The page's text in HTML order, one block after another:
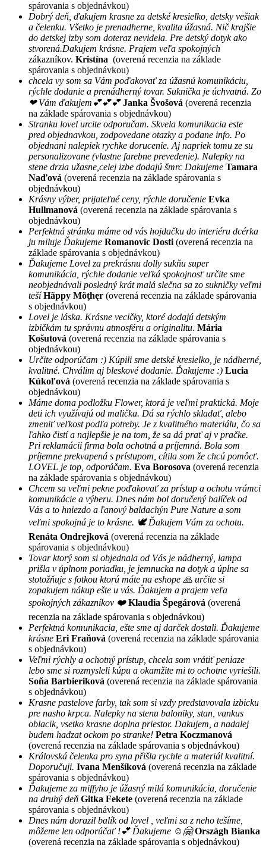
spárovania s objednávkou)
Dobrý deň, ďakujem krasne za detské kresielko, detsky vešiak
a čelenku. Všetko je prenadherne, kvalita úžasná. Nič krajšie
do detskej izby som doteraz nevidela. Pre detský dotyk ako
stvorená.Dakujem krásne. Prajem veľa spokojných
zákazníkov. Kristína (overená recenzia na základe
spárovania s objednávkou)
chcela vy som sa Vám poďakovať za úžasnú komunikáciu,
rýchle dodanie a prenádherný tovar. Suknička je úchvatná. Zo
❤ Vám ďakujem💕💕💕 Janka Švošová (overená recenzia
na základe spárovania s objednávkou)
Stranku lovel urcite odporučam. Skvela komunikacia este
pred objednavkou, zodpovedane otazky a podane info. Po
objednani nalepiek rychke dorucenie. Aj napriek tomu ze su
personalizovane (vlastne farebne prevedenie). Nalepky na
stene drzia užasne,celej izbe dodajú šmrc Dakujeme Tamara
Naďová (overená recenzia na základe spárovania s
objednávkou)
Krásny výber, prijateľné ceny, rýchle doručenie Evka
Hullmanová (overená recenzia na základe spárovania s
objednávkou)
Perfektná stránka máme od vás hojdačku do interiéru dcérka
ju miluje Ďakujeme Romanovic Dosti (overená recenzia na
základe spárovania s objednávkou)
Ďakujeme Lovel za prekrásnu dolly sukňu super
komunikácia, rýchle dodanie veľká spokojnosť určite sme
neobjednávali posledný krát malá slečna sa zo sukničky veľmi
tešíHãppy Mõţhęr (overená recenzia na základe spárovania
s objednávkou)
Lovel je láska. Krásne vecičky, ktoré dodajú detským
izbičkám tu správnu atmosféru a originalitu. Mária
Košutová (overená recenzia na základe spárovania s
objednávkou)
Určite odporúčam :) Kúpili sme detské kresielko, je nádherné,
kvalitné. Chválim aj bleskové dodanie. Ďakujeme :) Lucia
Kúkoľová (overená recenzia na základe spárovania s
objednávkou)
Máme doma podložku Flower, ktorá je veľmi praktická. Moje
deti ich využívajú od malička. Dá sa rýchlo skladať, alebo
zmeniť veľkost podľa potreby. Je z kvalitného materiálu, čo sa
ľahko čistí a najlepšie je na tom, že sa dá prať aj v pračke.
Pri reklamácii firma bola ochotná a príjemná. Bola som
príjemne prekvapená s prístupom, cítila som že chcú pomôcť.
LOVEL je top, odporúčam. Eva Borosova (overená recenzia
na základe spárovania s objednávkou)
Chcem sa veľmi pekne poďakovať za prístup a ochotu vrámci
komunikácie a výberu. Dnes nám bol doručený balíček od
Vás a to hniezdo a ľanový baldachýn Pure Nature a som
veľmi spokojná je to krásne. 🕊 Ďakujem Vám za ochotu.
Renáta Ondrejková (overená recenzia na základe
spárovania s objednávkou)
Tovar ktorý som si objednala od Vás je nádherný, lampa
prišla v úplnom poriadku, je jemnucka na dotyk a úplne sa
stotožňuje s fotkou ktorú máte na eshope 🙏 určite si
zopakujem nákup ešte u vás. Ďakujem a prajem veľa
spokojných zákazníkov ❤️ Klaudia Špegárová (overená
recenzia na základe spárovania s objednávkou)
Perfektná komunikacia, ešte sme aj darček dostali. Ďakujeme
krásne Eri Fraňová (overená recenzia na základe spárovania
s objednávkou)
Veľmi rýchly a ochotný prístup, chcela som vrátiť peniaze
lebo sme si rozmysleli kúpu a okamžite mi to ochotne vyriešili.
Soňa Barbieriková (overená recenzia na základe spárovania
s objednávkou)
Krasne pastelove farby, tak som si vzdy predstavovala izbicku
pre nasho krpca. Nalepky na stenu baloniky, stan, vankus
oblacik, vsetko krasne doplna priestor. Dakujem, a nadalej
budem hadzat ockom po stranke! Petra Koczmanová
(overená recenzia na základe spárovania s objednávkou)
Královská čelenka pro syna přišla rychle a materiál kvalitní.
Doporučuji. Ivana Menšíková (overená recenzia na základe
spárovania s objednávkou)
Ďakujeme za miffyho je úžasný milá komunikácia, doručenie
na druhý deň Gitka Fekete (overená recenzia na základe
spárovania s objednávkou)
Dnes nám dorazil balík od lovel , veľmi sa z neho tešíme,
môžeme len odporúčať !💕 Ďakujeme ☺️🤗 Országh Bianka
(overená recenzia na základe spárovania s objednávkou)